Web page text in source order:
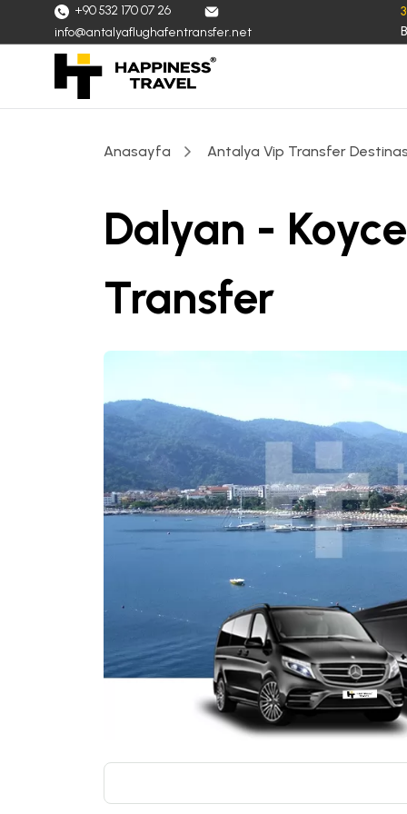
+90 532 170 07 26
info@antalyaflughafentransfer.net
Anasayfa Antalya Vip Transfer
Dalyan -
Transfer